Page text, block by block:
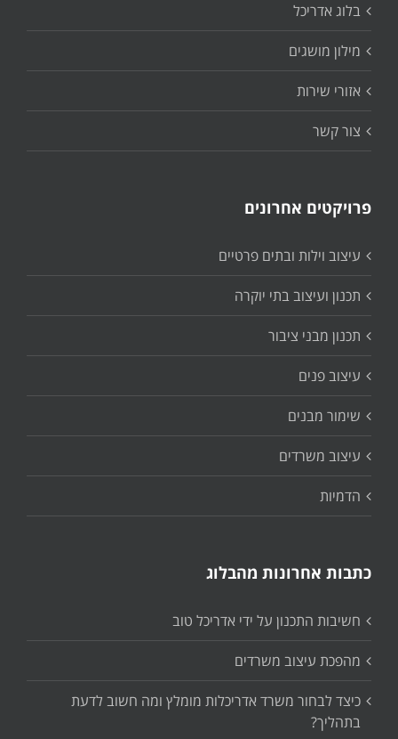
בלוג אדריכל
מילון מושגים
אזורי שירות
צור קשר
פרויקטים אחרונים
עיצוב וילות ובתים פרטיים
תכנון ועיצוב בתי יוקרה
תכנון מבני ציבור
עיצוב פנים
שימור מבנים
עיצוב משרדים
הדמיות
כתבות אחרונות מהבלוג
חשיבות התכנון על ידי אדריכל טוב
מהפכת עיצוב משרדים
כיצד לבחור משרד אדריכלות מומלץ ומה חשוב לדעת
בתהליך?